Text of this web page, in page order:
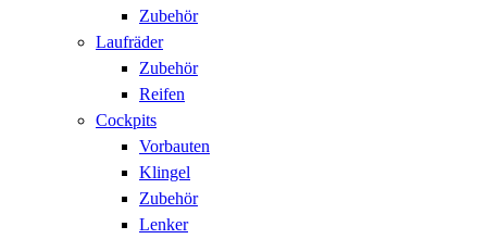
Zubehör
Laufräder
Zubehör
Reifen
Cockpits
Vorbauten
Klingel
Zubehör
Lenker